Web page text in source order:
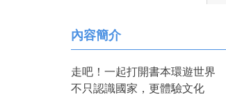
內容簡介
走吧！一起打開書本環遊世界
不只認識國家，更體驗文化